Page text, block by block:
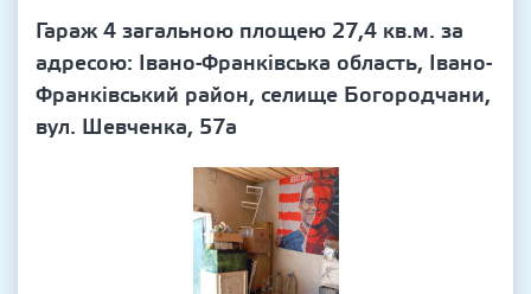
Гараж 4 загальною площею 27,4 кв.м. за
адресою: Івано-Франківська область, Івано-
Франківський район, селище Богородчани,
вул. Шевченка, 57а